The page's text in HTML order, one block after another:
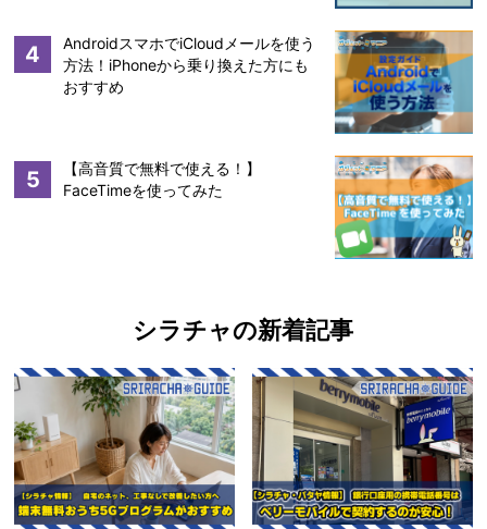
4
AndroidスマホでiCloudメールを使う
方法！iPhoneから乗り換えた方にも
おすすめ
5
【高音質で無料で使える！】
FaceTimeを使ってみた
シラチャの新着記事